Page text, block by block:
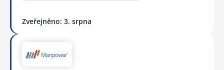
Zveřejněno: 3. srpna